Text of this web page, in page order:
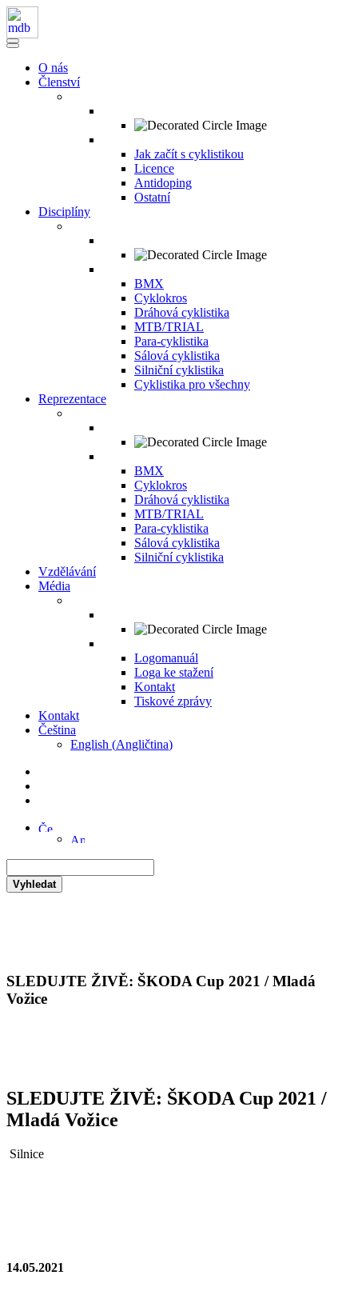
O nás
Členství
Jak začít s cyklistikou
Licence
Antidoping
Ostatní
Disciplíny
BMX
Cyklokros
Dráhová cyklistika
MTB/TRIAL
Para-cyklistika
Sálová cyklistika
Silniční cyklistika
Cyklistika pro všechny
Reprezentace
BMX
Cyklokros
Dráhová cyklistika
MTB/TRIAL
Para-cyklistika
Sálová cyklistika
Silniční cyklistika
Vzdělávání
Média
Logomanuál
Loga ke stažení
Kontakt
Tiskové zprávy
Kontakt
Čeština
English (Angličtina)
Vyhledat
SLEDUJTE ŽIVĚ: ŠKODA Cup 2021 / Mladá
Vožice
SLEDUJTE ŽIVĚ: ŠKODA Cup 2021 /
Mladá Vožice
Silnice
14.05.2021